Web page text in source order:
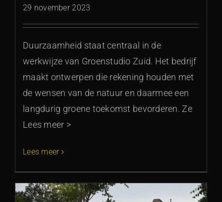
29 november 2023
Duurzaamheid staat centraal in de
werkwijze van Groenstudio Zuid. Het bedrijf
maakt ontwerpen die rekening houden met
de wensen van de natuur en daarmee een
langdurig groene toekomst bevorderen. Ze
Lees meer >
Lees meer